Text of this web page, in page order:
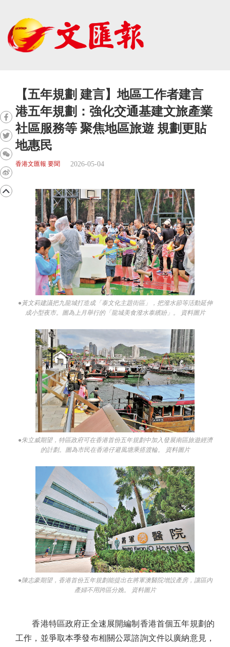
【五年規劃 建言】地區工作者建言
港五年規劃：強化交通基建文旅產業
社區服務等 聚焦地區旅遊 規劃更貼
地惠民
香港文匯報 要聞 2026-05-04
●黃文莉建議把九龍城打造成「泰文化主題街區」，把潑水節等活動延伸
成小型夜市。圖為上月舉行的「龍城美食潑水泰繽紛」。 資料圖片
●朱立威期望，特區政府可在香港首份五年規劃中加入發展南區旅遊經濟
的計劃。圖為市民在香港仔避風塘乘搭渡輪。 資料圖片
●陳志豪期望，香港首份五年規劃能提出在將軍澳醫院增設產房，讓區內
產婦不用跨區分娩。 資料圖片
香港特區政府正全速展開編制香港首個五年規劃的
工作，並爭取本季發布相關公眾諮詢文件以廣納意見，